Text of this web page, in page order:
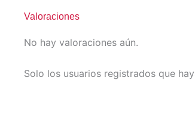
Valoraciones
No hay valoraciones aún.
Solo los usuarios registrados que